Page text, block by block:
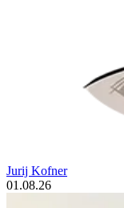
Jurij Kofner
01.08.26